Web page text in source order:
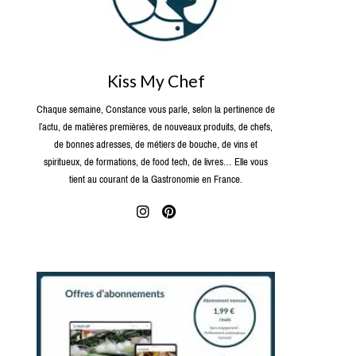
Kiss My Chef
Chaque semaine, Constance vous parle, selon la pertinence de
l’actu, de matières premières, de nouveaux produits, de chefs,
de bonnes adresses, de métiers de bouche, de vins et
spiritueux, de formations, de food tech, de livres… Elle vous
tient au courant de la Gastronomie en France.